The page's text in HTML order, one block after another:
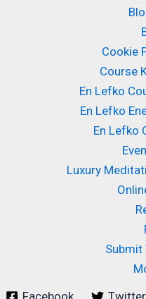
Cookie
Course
En Lefko
En Lefko
En Lefko
Luxury
Submit